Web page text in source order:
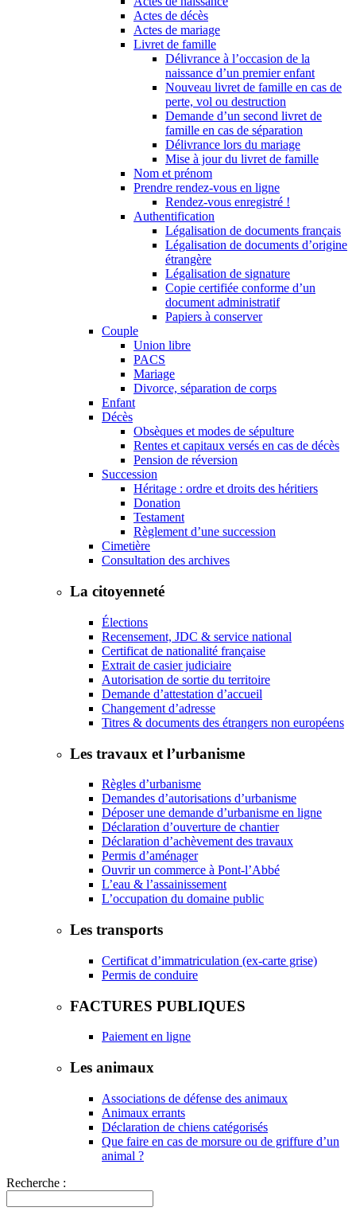
Actes de décès
Actes de mariage
Livret de famille
Délivrance à l’occasion de la
naissance d’un premier enfant
Nouveau livret de famille en cas de
perte, vol ou destruction
Demande d’un second livret de
famille en cas de séparation
Délivrance lors du mariage
Mise à jour du livret de famille
Nom et prénom
Prendre rendez-vous en ligne
Rendez-vous enregistré !
Authentification
Légalisation de documents français
Légalisation de documents d’origine
étrangère
Légalisation de signature
Copie certifiée conforme d’un
document administratif
Papiers à conserver
Couple
Union libre
PACS
Mariage
Divorce, séparation de corps
Enfant
Décès
Obsèques et modes de sépulture
Rentes et capitaux versés en cas de décès
Pension de réversion
Succession
Héritage : ordre et droits des héritiers
Donation
Testament
Règlement d’une succession
Cimetière
Consultation des archives
La citoyenneté
Élections
Recensement, JDC & service national
Certificat de nationalité française
Extrait de casier judiciaire
Autorisation de sortie du territoire
Demande d’attestation d’accueil
Changement d’adresse
Titres & documents des étrangers non européens
Les travaux et l’urbanisme
Règles d’urbanisme
Demandes d’autorisations d’urbanisme
Déposer une demande d’urbanisme en ligne
Déclaration d’ouverture de chantier
Déclaration d’achèvement des travaux
Permis d’aménager
Ouvrir un commerce à Pont-l’Abbé
L’eau & l’assainissement
L’occupation du domaine public
Les transports
Certificat d’immatriculation (ex-carte grise)
Permis de conduire
FACTURES PUBLIQUES
Paiement en ligne
Les animaux
Associations de défense des animaux
Animaux errants
Déclaration de chiens catégorisés
Que faire en cas de morsure ou de griffure d’un
animal ?
Recherche :